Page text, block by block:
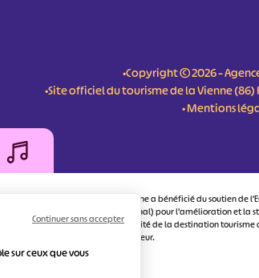
•Copyright © 2026 –
•Site officiel du tourisme de la Vienne
•Mentions
de Tourisme de la Vienne a bénéficié du soutien de
Européen de développement Régional) pour l’amélioration et la
pour une meilleure attractivité de la destination tourisme
est d’orienter au mieux le visiteur.
sur ceux que vous
Continuer sans accepter